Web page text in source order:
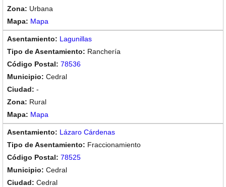
Urbana
Mapa
Lagunillas
Ranchería
78536
Cedral
-
Rural
Mapa
Lázaro Cárdenas
Fraccionamiento
78525
Cedral
Cedral